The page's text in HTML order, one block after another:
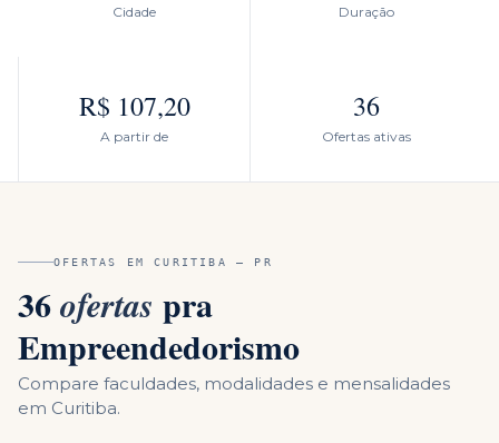
Cidade Duração
R$ 107,20
A partir de
36
Ofertas ativas
OFERTAS EMCURITIBA — PR
36ofertas pra
Empreendedorismo
Compare faculdades, modalidades e mensalidades
em Curitiba.